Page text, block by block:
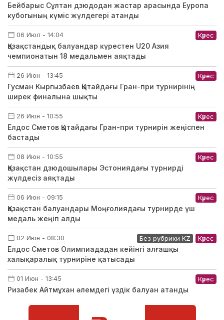
Бейбарыс Сұлтан дзюдодан жастар арасында Еуропа
кубогының күміс жүлдегері атанды
06 Июл - 14:04 Күрес
Қазақстандық балуандар күрестен U20 Азия
чемпионатын 18 медальмен аяқтады
26 Июн - 13:45 Күрес
Гусман Кыргызбаев Қытайдағы Гран-при турнирінің
ширек финалына шықты
26 Июн - 10:55 Күрес
Елдос Сметов Қытайдағы Гран-при турнирін жеңіспен
бастады
08 Июн - 10:55 Күрес
Қазақстан дзюдошылары Эстониядағы турнирді
жүлдесіз аяқтады
06 Июн - 09:15 Күрес
Қазақстан балуандары Моңғолиядағы турнирде үш
медаль жеңіп алды
02 Июн - 08:30 Без рубрики KZ Күрес
Елдос Сметов Олимпиададан кейінгі алғашқы
халықаралық турниріне қатысады
01 Июн - 13:45 Күрес
Ризабек Айтмұхан әлемдегі үздік балуан атанды